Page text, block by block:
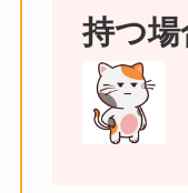
持つ場